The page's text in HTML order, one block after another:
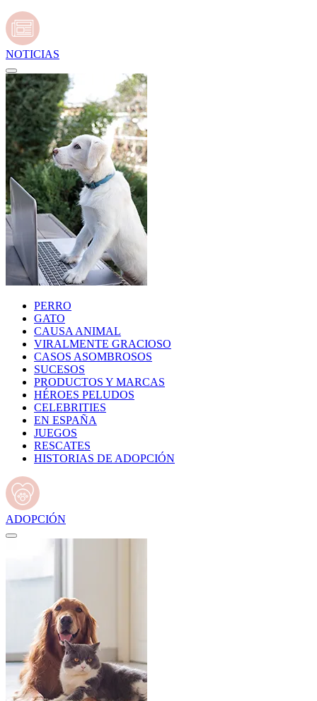
NOTICIAS
PERRO
GATO
CAUSA ANIMAL
VIRALMENTE GRACIOSO
CASOS ASOMBROSOS
SUCESOS
PRODUCTOS Y MARCAS
HÉROES PELUDOS
CELEBRITIES
EN ESPAÑA
JUEGOS
RESCATES
HISTORIAS DE ADOPCIÓN
ADOPCIÓN